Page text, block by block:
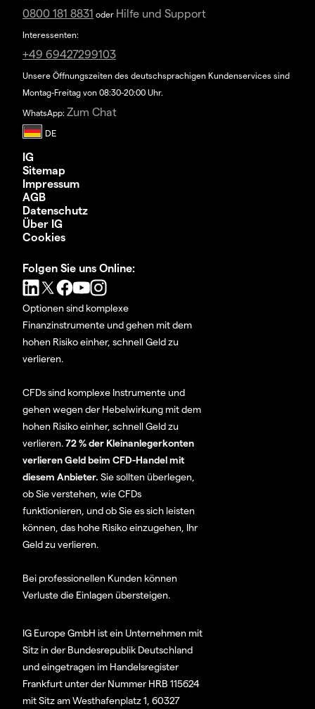
0800 181 8831 oder Hilfe und Support
Interessenten:
+49 69427299103
Unsere Öffnungszeiten des deutschsprachigen Kundenservices sind
Montag-Freitag von 08:30-20:00 Uhr.
WhatsApp: Zum Chat
IG
Sitemap
Impressum
AGB
Datenschutz
Über IG
Cookies
Folgen Sie uns Online:
Optionen sind komplexe
Finanzinstrumente und gehen mit dem
hohen Risiko einher, schnell Geld zu
verlieren.
CFDs sind komplexe Instrumente und
gehen wegen der Hebelwirkung mit dem
hohen Risiko einher, schnell Geld zu
verlieren.72 % der Kleinanlegerkonten
verlieren Geld beim CFD-Handel mit
diesem Anbieter. Sie sollten überlegen,
ob Sie verstehen, wie CFDs
funktionieren, und ob Sie es sich leisten
können, das hohe Risiko einzugehen, Ihr
Geld zu verlieren.
Bei professionellen Kunden können
Verluste die Einlagen übersteigen.
IG Europe GmbH ist ein Unternehmen mit
Sitz in der Bundesrepublik Deutschland
und eingetragen im Handelsregister
Frankfurt unter der Nummer HRB 115624
mit Sitz am Westhafenplatz 1, 60327